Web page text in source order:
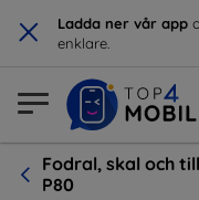
× Ladda ner vår app
enklare.
Fodral, skal och
P80